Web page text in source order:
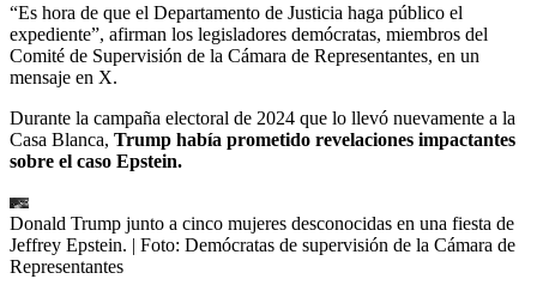
“Es hora de que el Departamento de Justicia haga público el
expediente”, afirman los legisladores demócratas, miembros del
Comité de Supervisión de la Cámara de Representantes, en un
mensaje en X.
Durante la campaña electoral de 2024 que lo llevó nuevamente a la
Casa Blanca, Trump había prometido revelaciones impactantes
sobre el caso Epstein.
Donald Trump junto a cinco mujeres desconocidas en una fiesta de
Jeffrey Epstein. | Foto: Demócratas de supervisión de la Cámara de
Representantes